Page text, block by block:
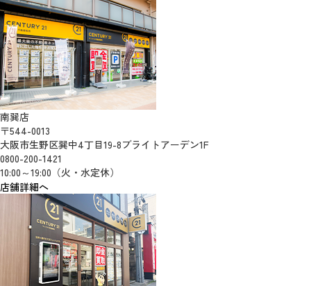
南巽店
〒544-0013
大阪市生野区巽中4丁目19-8ブライトアーデン1F
0800-200-1421
10:00～19:00（火・水定休）
店舗詳細へ